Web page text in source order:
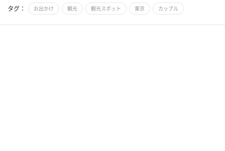
タグ： お出かけ 観光 観光スポット 東京 カップル